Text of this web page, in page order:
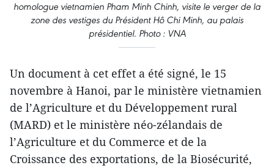
homologue vietnamien Pham Minh Chinh, visite le verger de la
zone des vestiges du Président Hô Chi Minh, au palais
présidentiel. Photo : VNA
Un document à cet effet a été signé, le 15
novembre à Hanoi, par le ministère vietnamien
de l’Agriculture et du Développement rural
(MARD) et le ministère néo-zélandais de
l’Agriculture et du Commerce et de la
Croissance des exportations, de la Biosécurité,